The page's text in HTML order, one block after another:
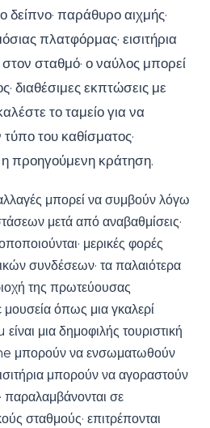
δείπνο· παράθυρο αιχμής·
πλατφόρμας· εισιτήρια
σταθμό· ο ναύλος μπορεί
διαθέσιμες εκπτώσεις με
το ταμείο για να
του καθίσματος·
η προηγούμενη κράτηση.
μπορεί να συμβούν λόγω
μετά από αναβαθμίσεις·
μερικές φορές
συνδέσεων· τα παλαιότερα
της πρωτεύουσας
όπως μια γκαλερί
μια δημοφιλής τουριστική
μπορούν να ενσωματωθούν
μπορούν να αγοραστούν
σε
σταθμούς· επιτρέπονται